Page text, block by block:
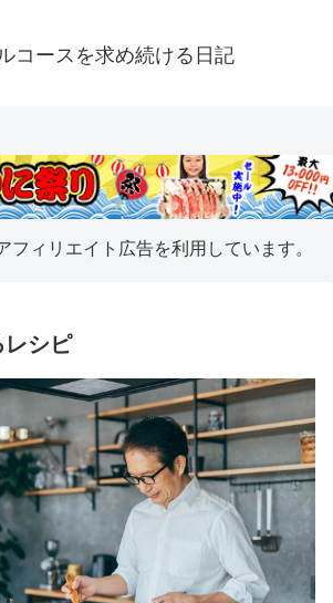
コースを求め続ける日記
フィリエイト広告を利用しています。
レシピ